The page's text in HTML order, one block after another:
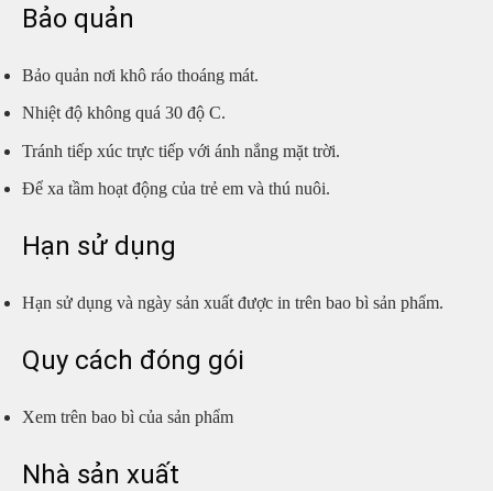
Bảo quản
Bảo quản nơi khô ráo thoáng mát.
Nhiệt độ không quá 30 độ C.
Tránh tiếp xúc trực tiếp với ánh nắng mặt trời.
Để xa tầm hoạt động của trẻ em và thú nuôi.
Hạn sử dụng
Hạn sử dụng và ngày sản xuất được in trên bao bì sản phẩm.
Quy cách đóng gói
Xem trên bao bì của sản phẩm
Nhà sản xuất